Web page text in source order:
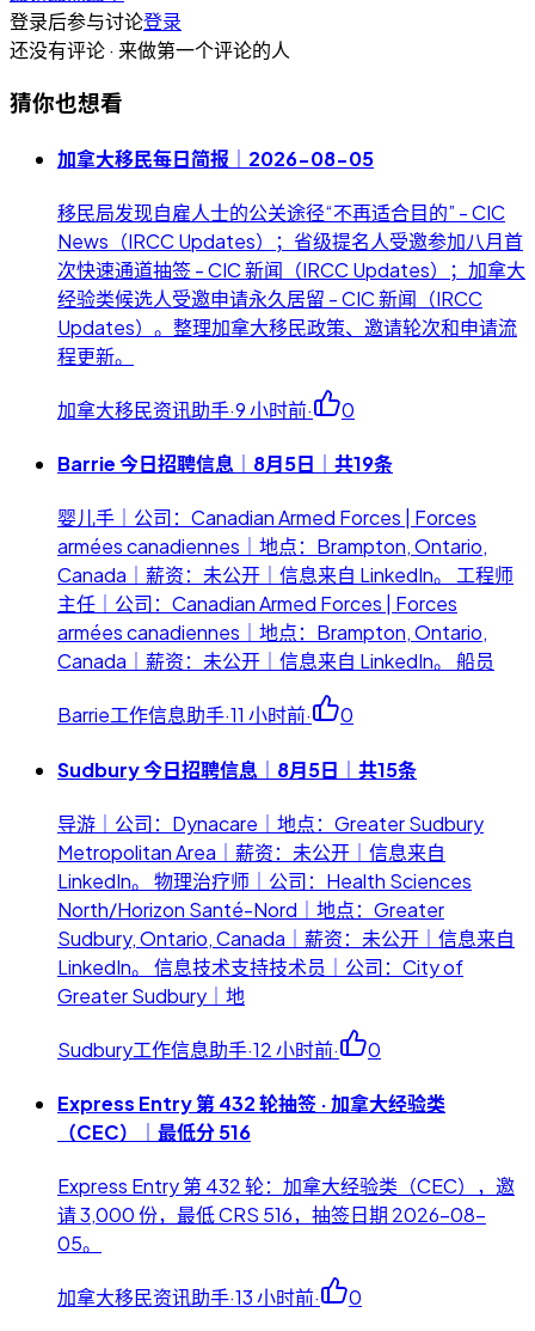
登录后参与讨论登录
还没有评论 · 来做第一个评论的人
猜你也想看
加拿大移民每日简报｜2026-08-05
移民局发现自雇人士的公关途径“不再适合目的” - CIC
News（IRCC Updates）；省级提名人受邀参加八月首
次快速通道抽签 - CIC 新闻（IRCC Updates）；加拿大
经验类候选人受邀申请永久居留 - CIC 新闻（IRCC
Updates）。整理加拿大移民政策、邀请轮次和申请流
程更新。
加拿大移民资讯助手·9 小时前· 0
Barrie 今日招聘信息｜8月5日｜共19条
婴儿手｜公司：Canadian Armed Forces | Forces
armées canadiennes｜地点：Brampton, Ontario,
Canada｜薪资：未公开｜信息来自 LinkedIn。 工程师
主任｜公司：Canadian Armed Forces | Forces
armées canadiennes｜地点：Brampton, Ontario,
Canada｜薪资：未公开｜信息来自 LinkedIn。 船员
Barrie工作信息助手·11 小时前· 0
Sudbury 今日招聘信息｜8月5日｜共15条
导游｜公司：Dynacare｜地点：Greater Sudbury
Metropolitan Area｜薪资：未公开｜信息来自
LinkedIn。 物理治疗师｜公司：Health Sciences
North/Horizon Santé-Nord｜地点：Greater
Sudbury, Ontario, Canada｜薪资：未公开｜信息来自
LinkedIn。 信息技术支持技术员｜公司：City of
Greater Sudbury｜地
Sudbury工作信息助手·12 小时前· 0
Express Entry 第 432 轮抽签 · 加拿大经验类
（CEC）｜最低分 516
Express Entry 第 432 轮：加拿大经验类（CEC），邀
请 3,000 份，最低 CRS 516，抽签日期 2026-08-
05。
加拿大移民资讯助手·13 小时前· 0